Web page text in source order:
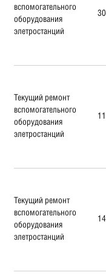
вспомогательного
оборудования
элетростанций
Текущий ремонт
вспомогательного
оборудования
элетростанций
Текущий ремонт
вспомогательного
оборудования
элетростанций